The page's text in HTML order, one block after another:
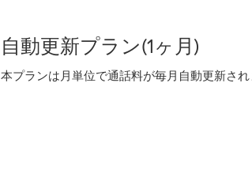
自動更新プラン(1ヶ月)
本プランは月単位で通話料が毎月自動更新さ